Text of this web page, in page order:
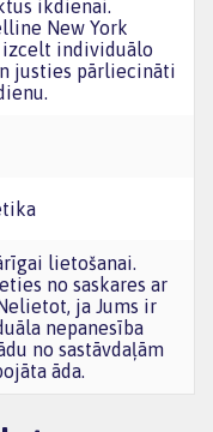
ikdienai.
New York
izcelt individuālo
justies pārliecināti
no saskares ar
ja Jums ir
nepanesība
no sastāvdaļām
āda.